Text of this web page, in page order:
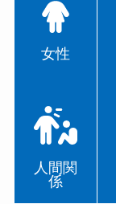
女性
人間関
係